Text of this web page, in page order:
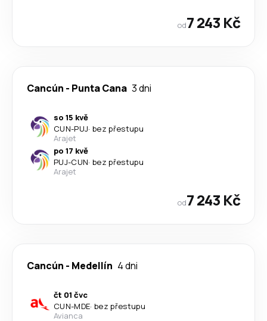
od7 243 Kč
Cancún - Punta Cana 3 dni
so 15 kvě
CUN-PUJ· bez přestupu
Arajet
po 17 kvě
PUJ-CUN· bez přestupu
Arajet
od7 243 Kč
Cancún - Medellín 4 dni
čt 01 čvc
CUN-MDE· bez přestupu
Avianca